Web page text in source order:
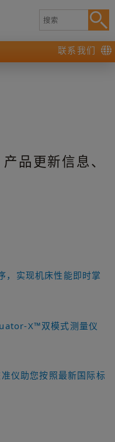
联系我们
品更新信息、
，实现机床性能即时掌
X™双模式测量仪
仪助您按照最新国际标